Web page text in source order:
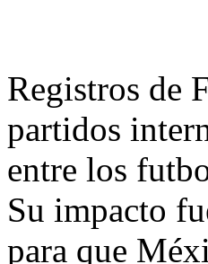
Registros de
partidos
entre los
Su impacto
para que